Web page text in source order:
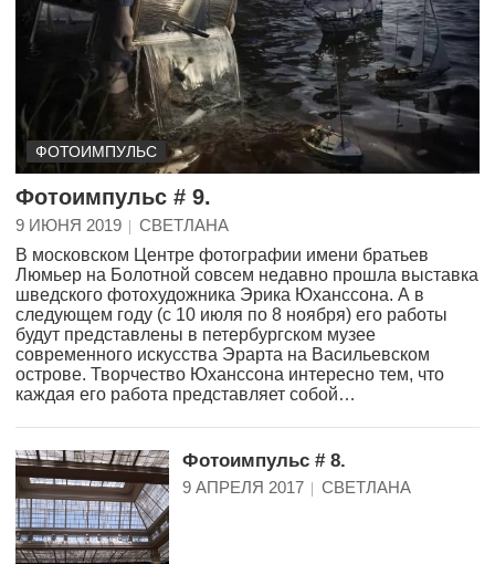
ФОТОИМПУЛЬС
Фотоимпульс # 9.
9 ИЮНЯ 2019
СВЕТЛАНА
В московском Центре фотографии имени братьев
Люмьер на Болотной совсем недавно прошла выставка
шведского фотохудожника Эрика Юханссона. А в
следующем году (с 10 июля по 8 ноября) его работы
будут представлены в петербургском музее
современного искусства Эрарта на Васильевском
острове. Творчество Юханссона интересно тем, что
каждая его работа представляет собой…
Фотоимпульс # 8.
9 АПРЕЛЯ 2017 СВЕТЛАНА